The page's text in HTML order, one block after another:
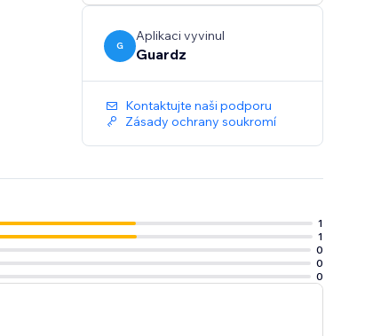
G
Aplikaci vyvinul
Guardz
Kontaktujte naši podporu
Zásady ochrany soukromí
1
1
0
0
0